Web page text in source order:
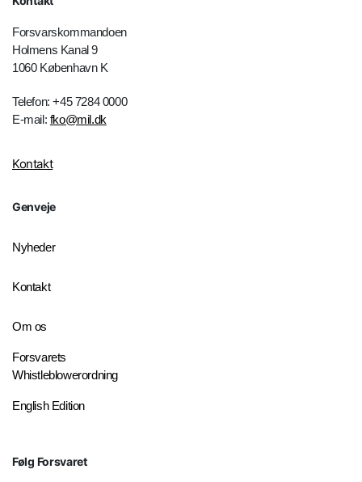
Forsvarskommandoen
Holmens Kanal 9
1060 København K
Telefon: +45 7284 0000
E-mail: fko@mil.dk
Kontakt
Genveje
Nyheder
Kontakt
Om os
Forsvarets
Whistleblowerordning
English Edition
Følg Forsvaret